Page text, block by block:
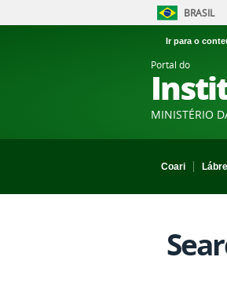
BRASIL
Ir para o
Portal do
MINISTÉRIO
Coari